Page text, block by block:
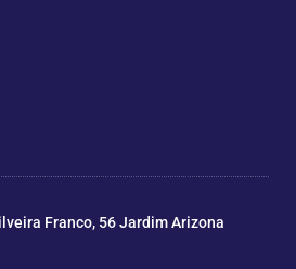
Franco, 56 Jardim Arizona